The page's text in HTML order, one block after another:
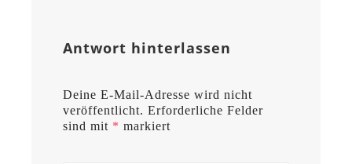
Antwort hinterlassen
Deine E-Mail-Adresse wird nicht
veröffentlicht. Erforderliche Felder
sind mit * markiert